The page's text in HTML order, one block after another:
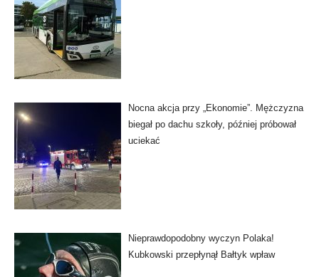
Nocna akcja przy „Ekonomie”. Mężczyzna
biegał po dachu szkoły, później próbował
uciekać
Nieprawdopodobny wyczyn Polaka!
Kubkowski przepłynął Bałtyk wpław